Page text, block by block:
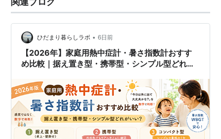
ひだまり暮らしラボ • 6日前
【2026年】家庭用熱中症計・暑さ指数計おすす
め比較｜据え置き型・携帯型・シンプル型どれが